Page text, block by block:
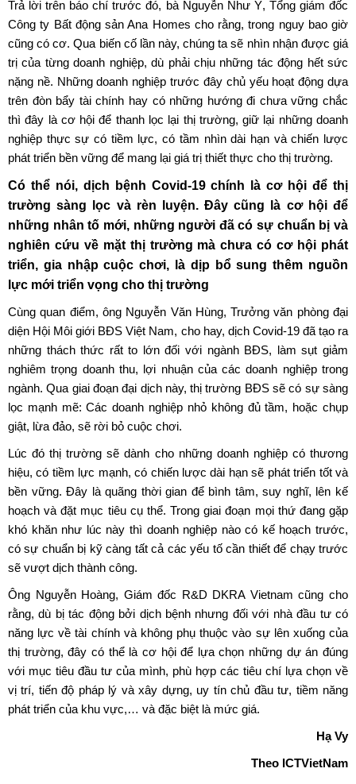
Trả lời trên báo chí trước đó, bà Nguyễn Như Ý, Tổng giám đốc
Công ty Bất động sản Ana Homes cho rằng, trong nguy bao giờ
cũng có cơ. Qua biến cố lần này, chúng ta sẽ nhìn nhận được giá
trị của từng doanh nghiệp, dù phải chịu những tác động hết sức
nặng nề. Những doanh nghiệp trước đây chủ yếu hoạt động dựa
trên đòn bẩy tài chính hay có những hướng đi chưa vững chắc
thì đây là cơ hội để thanh lọc lại thị trường, giữ lại những doanh
nghiệp thực sự có tiềm lực, có tầm nhìn dài hạn và chiến lược
phát triển bền vững để mang lại giá trị thiết thực cho thị trường.
Có thể nói, dịch bệnh Covid-19 chính là cơ hội để thị
trường sàng lọc và rèn luyện. Đây cũng là cơ hội để
những nhân tố mới, những người đã có sự chuẩn bị và
nghiên cứu về mặt thị trường mà chưa có cơ hội phát
triển, gia nhập cuộc chơi, là dịp bổ sung thêm nguồn
lực mới triển vọng cho thị trường
Cùng quan điểm, ông Nguyễn Văn Hùng, Trưởng văn phòng đại
diện Hội Môi giới BĐS Việt Nam, cho hay, dịch Covid-19 đã tạo ra
những thách thức rất to lớn đối với ngành BĐS, làm sụt giảm
nghiêm trọng doanh thu, lợi nhuận của các doanh nghiệp trong
ngành. Qua giai đoạn đại dịch này, thị trường BĐS sẽ có sự sàng
lọc mạnh mẽ: Các doanh nghiệp nhỏ không đủ tầm, hoặc chụp
giật, lừa đảo, sẽ rời bỏ cuộc chơi.
Lúc đó thị trường sẽ dành cho những doanh nghiệp có thương
hiệu, có tiềm lực mạnh, có chiến lược dài hạn sẽ phát triển tốt và
bền vững. Đây là quãng thời gian để bình tâm, suy nghĩ, lên kế
hoạch và đặt mục tiêu cụ thể. Trong giai đoạn mọi thứ đang gặp
khó khăn như lúc này thì doanh nghiệp nào có kế hoạch trước,
có sự chuẩn bị kỹ càng tất cả các yếu tố cần thiết để chạy trước
sẽ vượt dịch thành công.
Ông Nguyễn Hoàng, Giám đốc R&D DKRA Vietnam cũng cho
rằng, dù bị tác động bởi dịch bệnh nhưng đối với nhà đầu tư có
năng lực về tài chính và không phụ thuộc vào sự lên xuống của
thị trường, đây có thể là cơ hội để lựa chọn những dự án đúng
với mục tiêu đầu tư của mình, phù hợp các tiêu chí lựa chọn về
vị trí, tiến độ pháp lý và xây dựng, uy tín chủ đầu tư, tiềm năng
phát triển của khu vực,… và đặc biệt là mức giá.
Hạ Vy
Theo ICTVietNam